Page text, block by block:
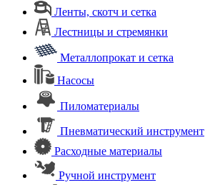
Ленты, скотч и сетка
Лестницы и стремянки
Металлопрокат и сетка
Насосы
Пиломатериалы
Пневматический инструмент
Расходные материалы
Ручной инструмент